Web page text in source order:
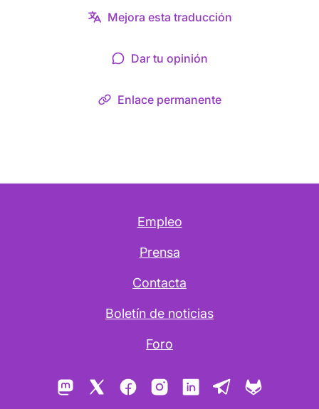
Mejora esta traducción
Dar tu opinión
Enlace permanente
Empleo
Prensa
Contacta
Boletín de noticias
Foro
Mastodon FacebookInstagramLinkedInTelegram